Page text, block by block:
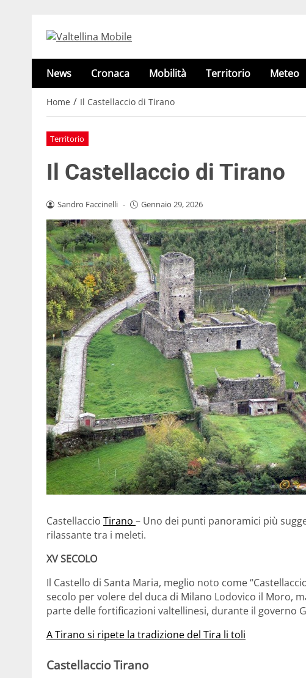
News Cronaca Mobilità Territorio Meteo
Home / Il Castellaccio di Tirano
Territorio
Il Castellaccio di Tirano
Sandro Faccinelli - Gennaio 29, 2026
Castellaccio Tirano – Uno dei punti panoramici più
rilassante tra i meleti.
XV SECOLO
Il Castello di Santa Maria, meglio noto come
secolo per volere del duca di Milano Lodovico il Moro,
parte delle fortificazioni valtellinesi, durante il governo
A Tirano si ripete la tradizione del Tira li toli
Castellaccio Tirano